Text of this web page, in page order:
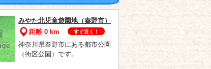
みやた北児童遊園地（秦野市）
距離 0 km
すぐ近く！
神奈川県秦野市にある都市公園
（街区公園）です。